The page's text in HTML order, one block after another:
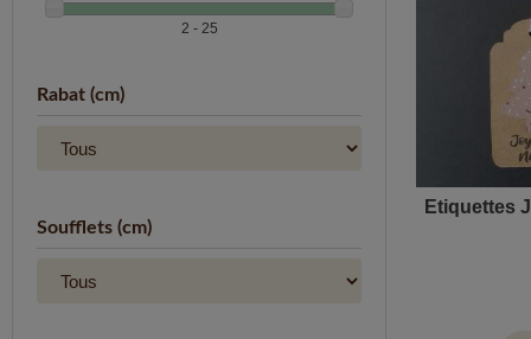
2 - 25
Rabat (cm)
Soufflets (cm)
Etiquettes